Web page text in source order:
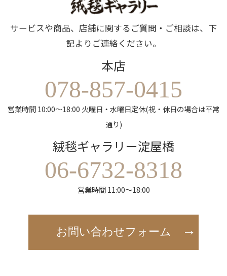
サービスや商品、店舗に関するご質問・ご相談は、下
記よりご連絡ください。
本店
078-857-0415
営業時間 10:00～18:00 火曜日・水曜日定休(祝・休日の場合は平常
通り)
絨毯ギャラリー淀屋橋
06-6732-8318
営業時間 11:00～18:00
お問い合わせフォーム